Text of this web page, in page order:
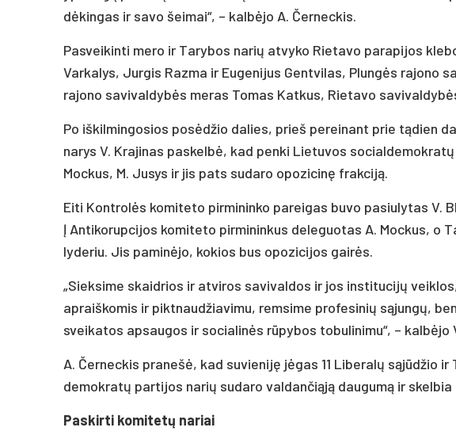
dėkingas ir savo šeimai“, – kalbėjo A. Černeckis.
Pasveikinti mero ir Tarybos narių atvyko Rietavo parapijos
Varkalys, Jurgis Razma ir Eugenijus Gentvilas, Plungės rajono
rajono savivaldybės meras Tomas Katkus, Rietavo
Po iškilmingosios posėdžio dalies, prieš pereinant prie tądien
narys V. Krajinas paskelbė, kad penki Lietuvos
Mockus, M. Jusys ir jis pats sudaro opozicinę frakciją.
Eiti Kontrolės komiteto pirmininko pareigas buvo pasiulytas V.
Į Antikorupcijos komiteto pirmininkus deleguotas A. Mockus, o
lyderiu. Jis paminėjo, kokios bus opozicijos gairės.
„Sieksime skaidrios ir atviros savivaldos ir jos institucijų
apraiškomis ir piktnaudžiavimu, remsime profesinių sąjungų,
sveikatos apsaugos ir socialinės rūpybos tobulinimu“, – kalbėjo
A. Černeckis pranešė, kad suvieniję jėgas 11 Liberalų sąjūdžio
demokratų partijos narių sudaro valdančiąją daugumą ir skelbia
Paskirti komitetų nariai